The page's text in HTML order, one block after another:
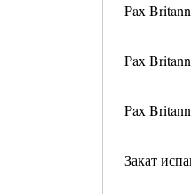
Pax
Pax
Pax
Закат